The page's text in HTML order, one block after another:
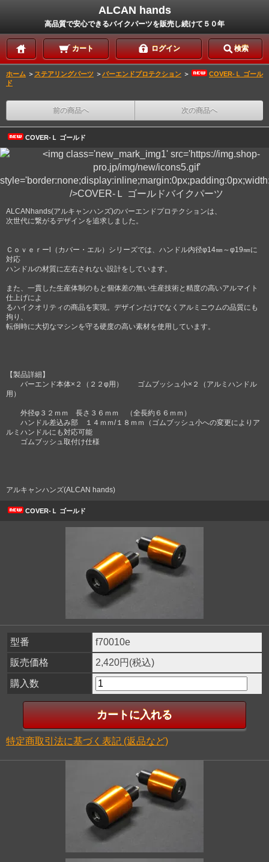
ALCAN hands
高品質で安心できるバイクパーツを販売し続けて５０年
カート ログイン 検索
ホーム ＞ ステアリングパーツ ＞バーエンドプロテクション ＞
COVER-Ｌ ゴール
ド
前の商品へ 次の商品へ
COVER-Ｌ ゴールド
ALCANhands(アルキャンハンズ)のバーエンドプロテクションは、
次世代に繋がるデザインを追求しました。
Ｃｏｖｅｒーl（カバー・エル）シリーズでは、ハンドル内径φ14㎜～φ19㎜に
対応
ハンドルの材質に左右されない設計をしています。
また、一貫した生産体制のもと個体差の無い生産技術と精度の高いアルマイト
仕上げによ
るハイクオリティの商品を実現。デザインだけでなくアルミニウムの品質にも
拘り、
転倒時に大切なマシンを守る硬度の高い素材を使用しています。
【製品詳細】
バーエンド本体×２（２２φ用） ゴムブッシュ小×２（アルミハンドル
用）
外径φ３２ｍｍ 長さ３６ｍｍ （全長約６６ｍｍ）
ハンドル差込み部 １４ｍｍ/１８ｍｍ（ゴムブッシュ小への変更によりア
ルミハンドルにも対応可能
ゴムブッシュ取付け仕様
アルキャンハンズ(ALCAN hands)
COVER-Ｌ ゴールド
型番
f70010e
販売価格
2,420円(税込)
購入数
特定商取引法に基づく表記 (返品など)